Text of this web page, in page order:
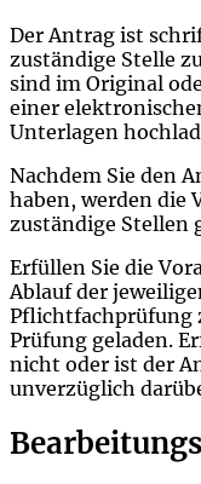
Der Antrag ist
zuständige Stelle
sind im Original
einer
Unterlagen
Nachdem Sie den
haben, werden die
zuständige Stellen
Erfüllen Sie die
Ablauf der
Pflichtfachprüfung
Prüfung geladen.
nicht oder ist der
unverzüglich